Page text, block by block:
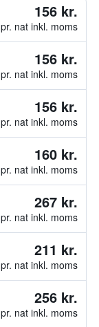
156 kr.
pr. nat inkl. moms
156 kr.
pr. nat inkl. moms
156 kr.
pr. nat inkl. moms
160 kr.
pr. nat inkl. moms
267 kr.
pr. nat inkl. moms
211 kr.
pr. nat inkl. moms
256 kr.
pr. nat inkl. moms